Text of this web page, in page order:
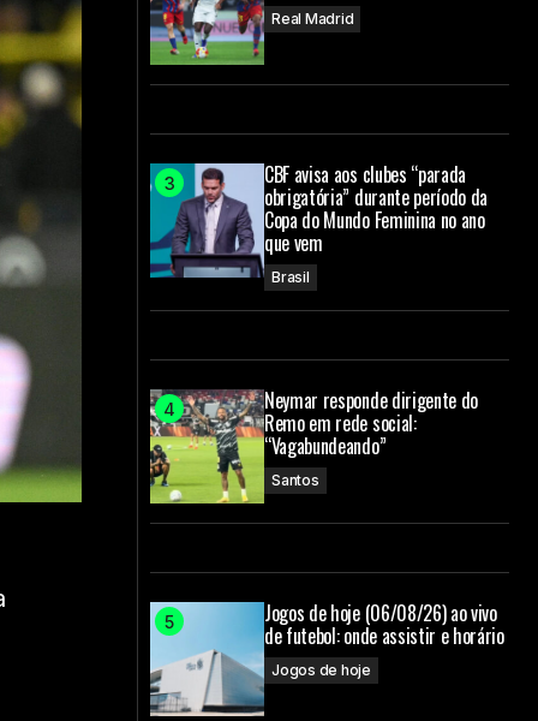
Real Madrid
CBF avisa aos clubes “parada
obrigatória” durante período da
Copa do Mundo Feminina no ano
que vem
Brasil
Neymar responde dirigente do
Remo em rede social:
“Vagabundeando”
Santos
Jogos de hoje (06/08/26) ao vivo
de futebol: onde assistir e horário
Jogos de hoje